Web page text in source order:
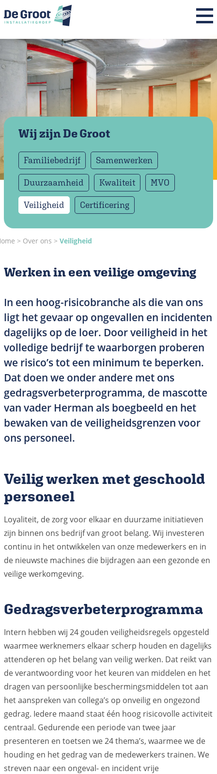
Home
Over ons
Expertises
Projecten
Nieuws
Werken bij
Contact
Wij zijn De Groot
Familiebedrijf Samenwerken
Duurzaamheid Kwaliteit MVO
Veiligheid Certificering
Over ons Veiligheid
Werken in een veilige omgeving
In een hoog-risicobranche als die van ons
ligt het gevaar op ongevallen en incidenten
dagelijks op de loer. Door veiligheid in het
volledige bedrijf te waarborgen proberen
we risico’s tot een minimum te beperken.
Dat doen we onder andere met ons
gedragsverbeterprogramma, de mascotte
van vader Herman als boegbeeld en het
bewaken van de veiligheidsgrenzen voor
ons personeel.
Veilig werken met geschoold
personeel
Loyaliteit, de zorg voor elkaar en duurzame initiatieven
zijn binnen ons bedrijf van groot belang. Wij investeren
continu in het ontwikkelen van onze medewerkers en in
de nieuwste machines die bijdragen aan een gezonde en
veilige werkomgeving.
Gedragsverbeterprogramma
Intern hebben wij 24 gouden veiligheidsregels opgesteld
waarmee werknemers elkaar scherp houden en dagelijks
attenderen op het belang van veilig werken. Dat reikt van
de verantwoording voor het keuren van middelen en het
dragen van persoonlijke beschermingsmiddelen tot aan
het aanspreken van collega’s op onveilig en ongezond
gedrag. Iedere maand staat één hoog risicovolle activiteit
centraal. Gedurende een periode van twee jaar
presenteren en toetsen we 24 thema’s, waarmee we de
houding en het gedrag van de medewerkers trainen. We
streven naar een ongeval- en incident vrije